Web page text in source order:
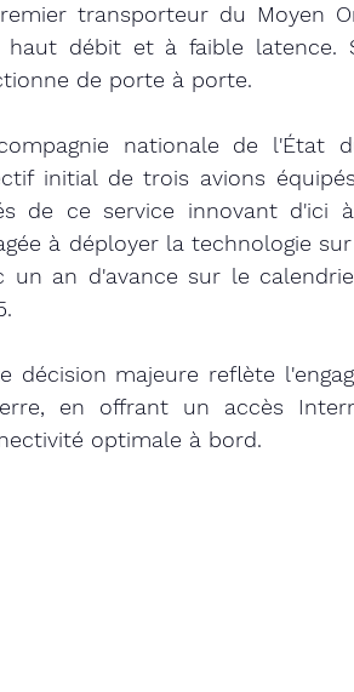
transporteur du Moyen
haut débit et à faible latence.
de porte à porte.
nationale de l'État
initial de trois avions
de ce service innovant d'ici
à déployer la technologie
un an d'avance sur le
décision majeure reflète
en offrant un accès
optimale à bord.